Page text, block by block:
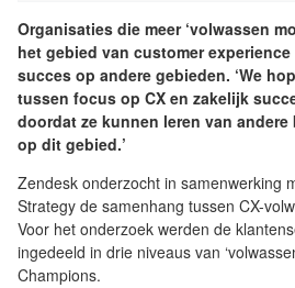
Organisaties die meer ‘volwassen
het gebied van customer
succes op andere gebieden. ‘We
tussen focus op CX en zakelijk
doordat ze kunnen leren van
op dit gebied.’
Zendesk onderzocht in samenwerking
Strategy de samenhang tussen CX-
Voor het onderzoek werden de
ingedeeld in drie niveaus van
Champions.